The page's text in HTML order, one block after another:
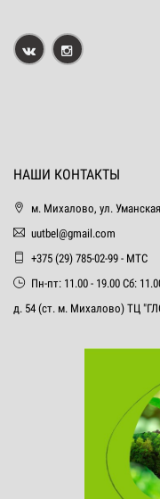
НАШИ КОНТАКТЫ
м. Михалово, ул.
uutbel@gmail.com
+375 (29) 785-02-99 - МТС
Пн-пт: 11.00 - 19.00 Сб:
д. 54 (ст. м. Михалово) ТЦ